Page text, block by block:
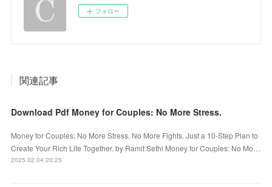
フォロー
関連記事
Download Pdf Money for Couples: No More Stress.
Money for Couples: No More Stress. No More Fights. Just a 10-Step Plan to
Create Your Rich Life Together. by Ramit Sethi Money for Couples: No Mo…
2025.02.04 20:25